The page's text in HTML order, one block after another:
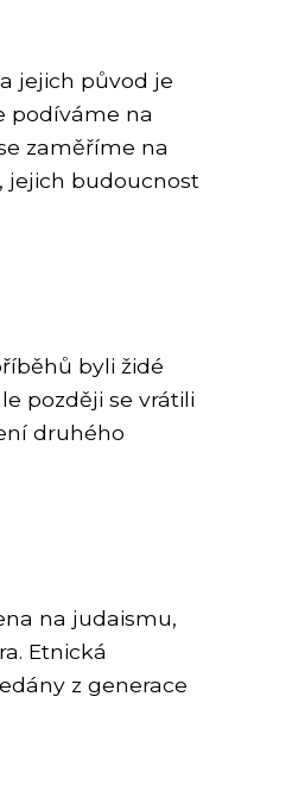
jejich původ je
podíváme na
zaměříme na
jejich budoucnost
byli židé
později se vrátili
druhého
na judaismu,
Etnická
z generace